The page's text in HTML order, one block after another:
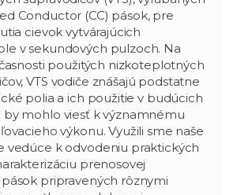
Conductor (CC) pások, pre
cievok vytvárajúcich
v sekundových pulzoch. Na
použitých nizkoteplotných
VTS vodiče znášajú podstatne
polia a ich použitie v budúcich
by mohlo viesť k významnému
výkonu. Využili sme naše
vedúce k odvodeniu praktických
prenosovej
pripravených rôznymi